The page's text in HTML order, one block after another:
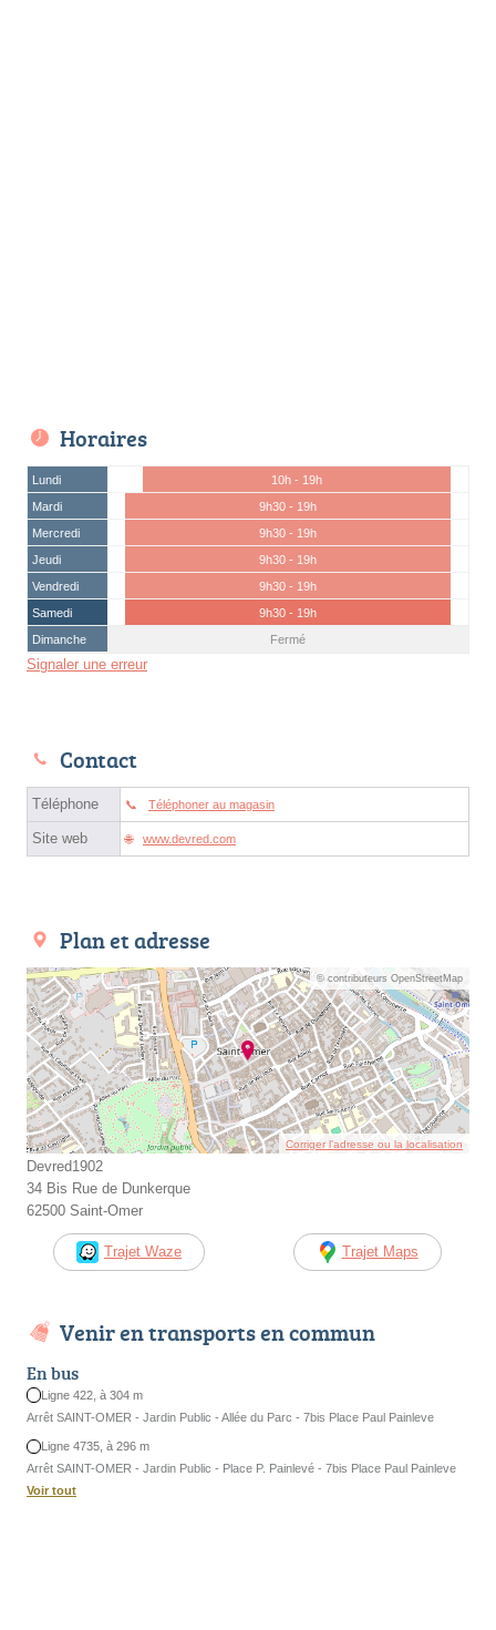
Horaires
Lundi
10h - 19h
Mardi
9h30 - 19h
Mercredi
9h30 - 19h
Jeudi
9h30 - 19h
Vendredi
9h30 - 19h
Samedi
9h30 - 19h
Dimanche
Fermé
Signaler une erreur
Contact
Téléphone Téléphoner au magasin
Site web www.devred.com
Plan et adresse
© contributeurs OpenStreetMap
Corriger l’adresse ou la localisation
Devred1902
34 Bis Rue de Dunkerque
62500 Saint-Omer
Trajet Waze Trajet Maps
Venir en transports en commun
En bus
Ligne 422, à 304 m
Arrêt SAINT-OMER - Jardin Public - Allée du Parc - 7bis Place Paul Painleve
Ligne 4735, à 296 m
Arrêt SAINT-OMER - Jardin Public - Place P. Painlevé - 7bis Place Paul Painleve
Voir tout